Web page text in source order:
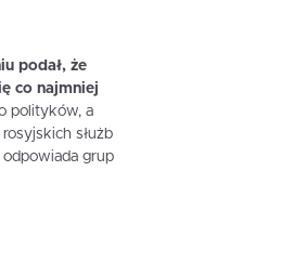
podał, że
co najmniej
polityków, a
służb
grup